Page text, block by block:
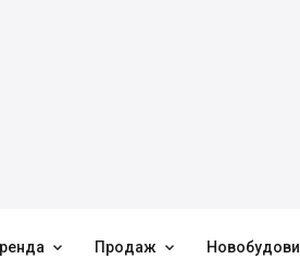
 Продаж  Новобудови